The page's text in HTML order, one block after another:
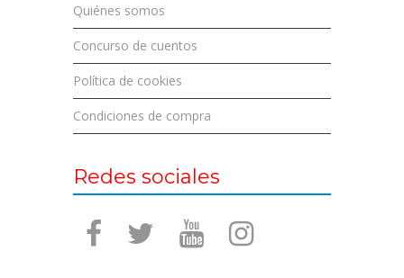
Quiénes somos
Concurso de cuentos
Política de cookies
Condiciones de compra
Redes sociales